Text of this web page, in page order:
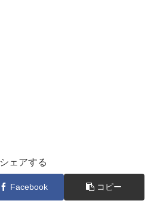
シェアする
Facebook コピー